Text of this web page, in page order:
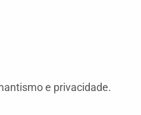
e privacidade.